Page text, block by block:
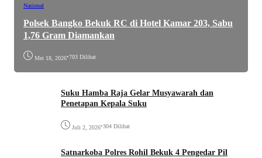
Nasional
Polsek Bangko Bekuk RC di Hotel Kamar 203, Sabu
1,76 Gram Diamankan
Mei 18, 2026•703 Dilihat
Suku Hamba Raja Gelar Musyawarah dan
Penetapan Kepala Suku
Juli 2, 2026•304 Dilihat
Satnarkoba Polres Rohil Bekuk 4 Pengedar Pil